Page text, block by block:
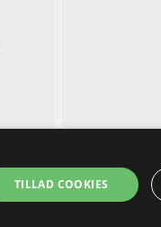
TILLAD COOKIES